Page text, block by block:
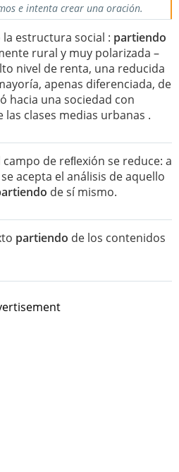
e intenta crear una oración.
estructura social : partiendo
rural y muy polarizada –
nivel de renta, una reducida
apenas diferenciada, de
hacia una sociedad con
clases medias urbanas .
de reﬂexión se reduce: a
acepta el análisis de aquello
de sí mismo.
partiendo de los contenidos